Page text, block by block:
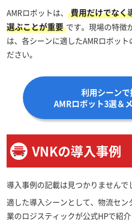
AMRロボットは、 費用だけでなく
選ぶことが重要 です。現場の特徴
は、各シーンに適したAMRロボッ
ださい。
利用シーンで
AMRロボット3選＆
VNKの導入事例
導入事例の記載は見つかりませんで
適した導入シーンとして、物流セ
業のロジスティックが公式HPで紹介